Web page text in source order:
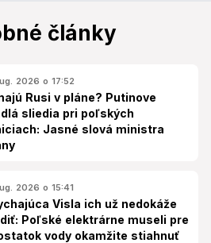
články
2026 o 17:52
Rusi v pláne? Putinove
sliedia pri poľských
Jasné slová ministra
2026 o 15:41
Visla ich už nedokáže
Poľské elektrárne museli pre
vody okamžite stiahnuť